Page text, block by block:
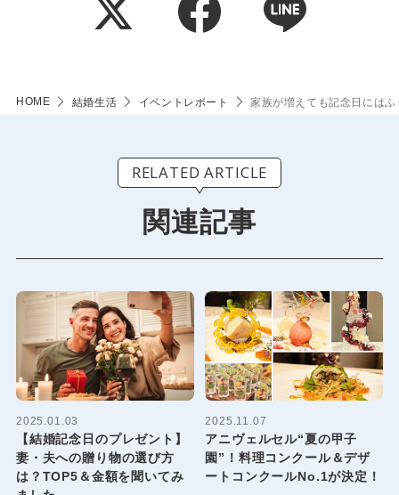
HOME 結婚生活 イベントレポート 家族が増えても記念日には
RELATED ARTICLE
関連記事
2025.01.03
【結婚記念日のプレゼント】
妻・夫への贈り物の選び方
は？TOP5＆金額を聞いてみ
2025.11.07
アニヴェルセル“夏の甲子
園”！料理コンクール＆デザ
ートコンクールNo.1が決定！